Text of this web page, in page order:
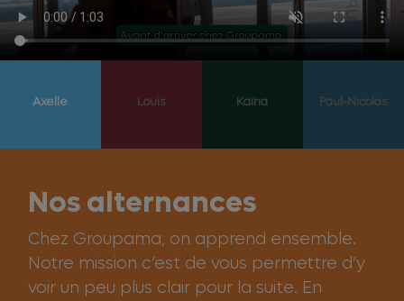
Axelle Louis Kaïna Paul-Nicolas
Nos alternances
Chez Groupama, on apprend ensemble.
Notre mission c’est de vous permettre d’y
voir un peu plus clair pour la suite. En